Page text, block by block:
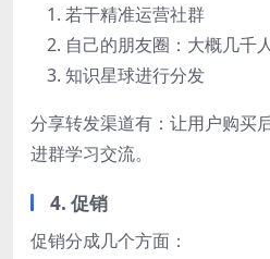
若干精准运营社群
自己的朋友圈：大概几千人
知识星球进行分发
分享转发渠道有：让用户购买
进群学习交流。
4. 促销
促销分成几个方面：